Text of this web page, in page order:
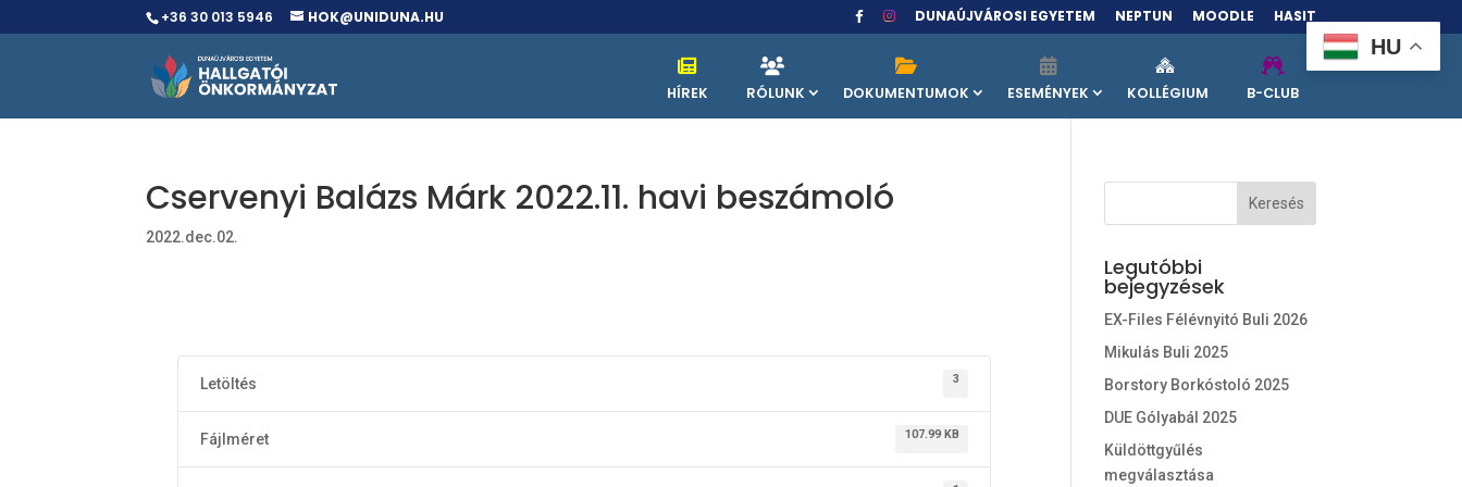
+36 30 013 5946 HOK@UNIDUNA.HU DUNAÚJVÁROSI EGYETEM NEPTUN MOODLE HASIT
HÍREK RÓLUNK DOKUMENTUMOK ESEMÉNYEK KOLLÉGIUM B-CLUB
Cservenyi Balázs Márk 2022.11. havi beszámoló
2022.dec.02.
Letöltés 3
Fájlméret 107.99 KB
Legutóbbi
bejegyzések
EX-Files Félévnyitó Buli 2026
Mikulás Buli 2025
Borstory Borkóstoló 2025
DUE Gólyabál 2025
Küldöttgyűlés
megválasztása
HU